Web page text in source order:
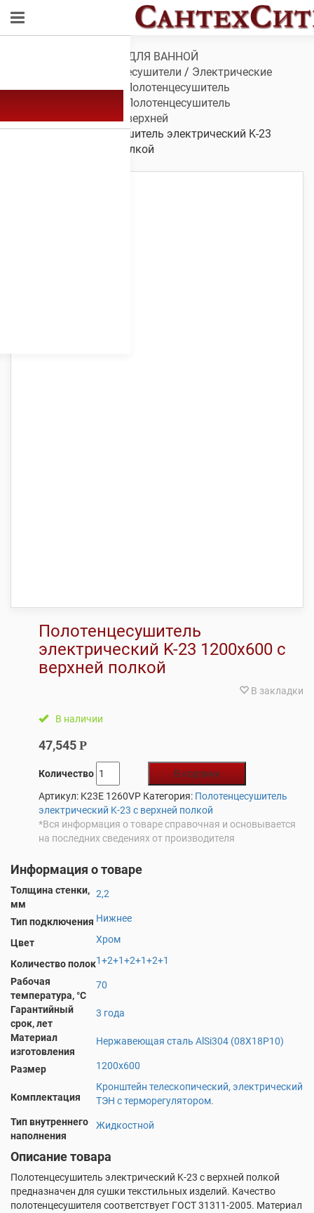
САНТЕХНИКА ДЛЯ ВАННОЙ
Полотенцесушители / Электрические
полотенцесушители/ Полотенцесушитель
Полотенцесушитель
электрический K-23 с верхней
полкой/ Полотенцесушитель электрический K-23
1200х600 с верхней полкой
Полотенцесушитель
электрический K-23 1200х600 с
верхней полкой
В закладки
В наличии
47,545 Р
Количество
В корзину
Артикул: K23E 1260VP Категория: Полотенцесушитель
электрический K-23 с верхней полкой
*Вся информация о товаре справочная и основывается
на последних сведениях от производителя
Информация о товаре
Толщина стенки,
мм
2,2
Тип подключения Нижнее
Цвет Хром
Количество полок1+2+1+2+1+2+1
Рабочая
температура, °С
70
Гарантийный
срок, лет
3 года
Материал
изготовления
Нержавеющая сталь AlSi304 (08Х18Р10)
Размер 1200х600
Комплектация
Кронштейн телескопический, электрический
ТЭН с терморегулятором.
Тип внутреннего
наполнения
Жидкостной
Описание товара
Полотенцесушитель электрический K-23 с верхней полкой
предназначен для сушки текстильных изделий. Качество
полотенцесушителя соответствует ГОСТ 31311-2005. Материал